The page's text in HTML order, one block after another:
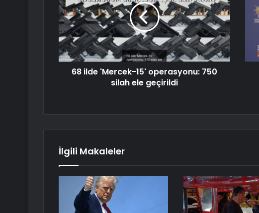
68 ilde 'Mercek-15' operasyonu: 750
silah ele geçirildi
İlgili Makaleler